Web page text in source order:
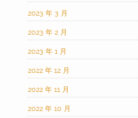
2023 年 3 月
2023 年 2 月
2023 年 1 月
2022 年 12 月
2022 年 11 月
2022 年 10 月